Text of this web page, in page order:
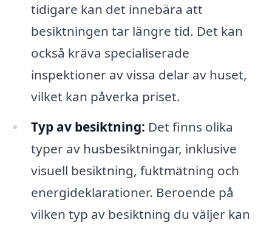
tidigare kan det innebära att
besiktningen tar längre tid. Det kan
också kräva specialiserade
inspektioner av vissa delar av huset,
vilket kan påverka priset.
Typ av besiktning: Det finns olika
typer av husbesiktningar, inklusive
visuell besiktning, fuktmätning och
energideklarationer. Beroende på
vilken typ av besiktning du väljer kan